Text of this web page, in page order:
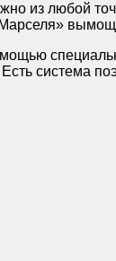
из любой
система